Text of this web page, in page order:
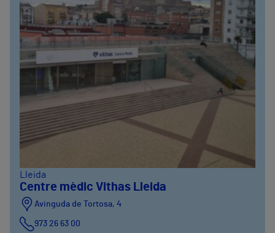
Lleida
Centre mèdic Vithas Lleida
Avinguda de Tortosa, 4
973 26 63 00